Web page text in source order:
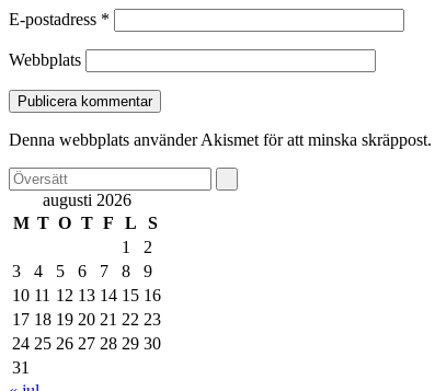
E-postadress *
Webbplats
Denna webbplats använder Akismet för att minska skräppost.
augusti 2026
M T O T F L
S
1
2
3
4 5 6 7 8
9
10 11 12 13 14 15 16
17 18 19 20 21 22 23
24 25 26 27 28 29 30
31